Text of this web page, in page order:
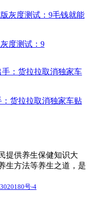
度测试：9
货拉拉取消独家车贴
提供养生保健知识大
生方法等养生之道，是
号-4